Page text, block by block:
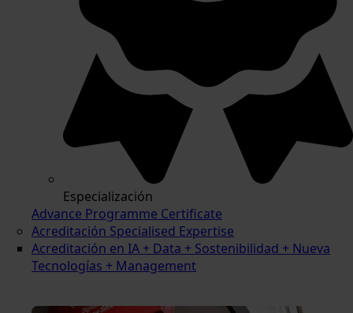
Especialización
Advance Programme Certificate
Acreditación Specialised Expertise
Acreditación en IA + Data + Sostenibilidad + Nueva
Tecnologías + Management